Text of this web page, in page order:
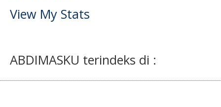
View My Stats
ABDIMASKU terindeks di :